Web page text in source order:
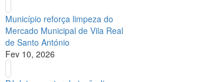
Município reforça limpeza do
Mercado Municipal de Vila Real
de Santo António
Fev 10, 2026